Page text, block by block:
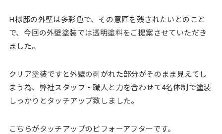
H様邸の外壁は多彩色で、その意匠を残されたいとのこと
で、今回の外壁塗装では透明塗料をご提案させていただき
ました。
クリア塗装ですと外壁の剥がれた部分がそのまま見えてし
まう為、弊社スタッフ・職人と力を合わせて4名体制で塗装
しっかりとタッチアップ致しました。
こちらがタッチアップのビフォーアフターです。